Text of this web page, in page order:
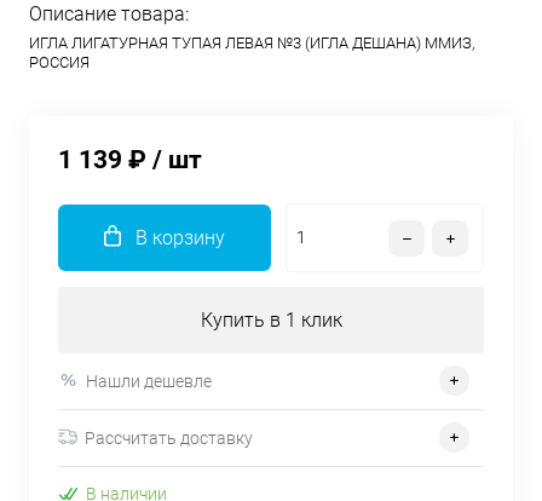
Описание товара:
ИГЛА ЛИГАТУРНАЯ ТУПАЯ ЛЕВАЯ №3 (ИГЛА ДЕШАНА) ММИЗ,
РОССИЯ
1 139 ₽ / шт
В корзину
Купить в 1 клик
Нашли дешевле
Рассчитать доставку
В наличии